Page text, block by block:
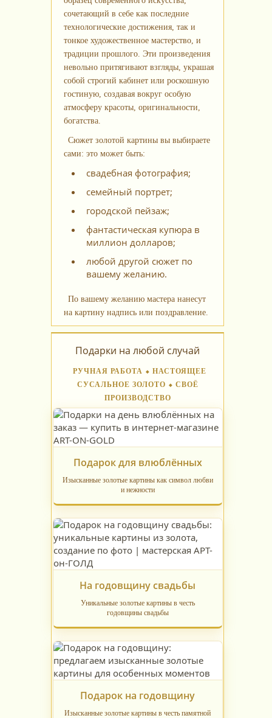
сочетающий в себе как последние
технологические достижения, так и
тонкое художественное мастерство, и
традиции прошлого. Эти произведения
невольно притягивают взгляды, украшая
собой строгий кабинет или роскошную
гостиную, создавая вокруг особую
атмосферу красоты, оригинальности,
богатства.
Сюжет золотой картины вы выбираете
сами: это может быть:
свадебная фотография;
семейный портрет;
городской пейзаж;
фантастическая купюра в
миллион долларов;
любой другой сюжет по
вашему желанию.
По вашему желанию мастера нанесут
на картину надпись или поздравление.
Подарки на любой случай
РУЧНАЯ РАБОТА ⬥ НАСТОЯЩЕЕ
СУСАЛЬНОЕ ЗОЛОТО ⬥ СВОЁ
ПРОИЗВОДСТВО
Подарок для влюблённых
Изысканные золотые картины как символ любви
и нежности
На годовщину свадьбы
Уникальные золотые картины в честь
годовщины свадьбы
Подарок на годовщину
Изысканные золотые картины в честь памятной